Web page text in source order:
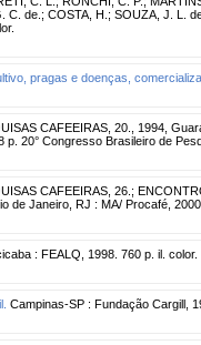
C. de. ; COSTA, H. ; SOUZA, J. L.
pragas e doenças,
CAFEEIRAS, 20., 1994,
20° Congresso Brasileiro de
CAFEEIRAS, 26. ;
de Janeiro, RJ : MA/ Procafé,
: FEALQ, 1998. 760 p. il. color.
Campinas-SP : Fundação Cargill,